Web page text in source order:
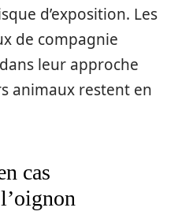
d’exposition. Les
de compagnie
leur approche
animaux restent en
cas